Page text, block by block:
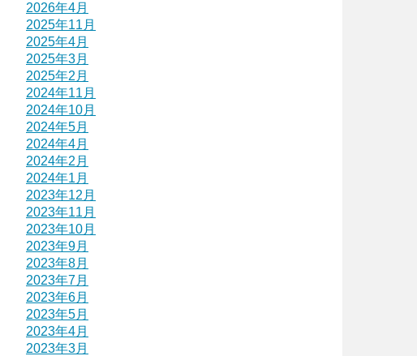
2026年4月
2025年11月
2025年4月
2025年3月
2025年2月
2024年11月
2024年10月
2024年5月
2024年4月
2024年2月
2024年1月
2023年12月
2023年11月
2023年10月
2023年9月
2023年8月
2023年7月
2023年6月
2023年5月
2023年4月
2023年3月